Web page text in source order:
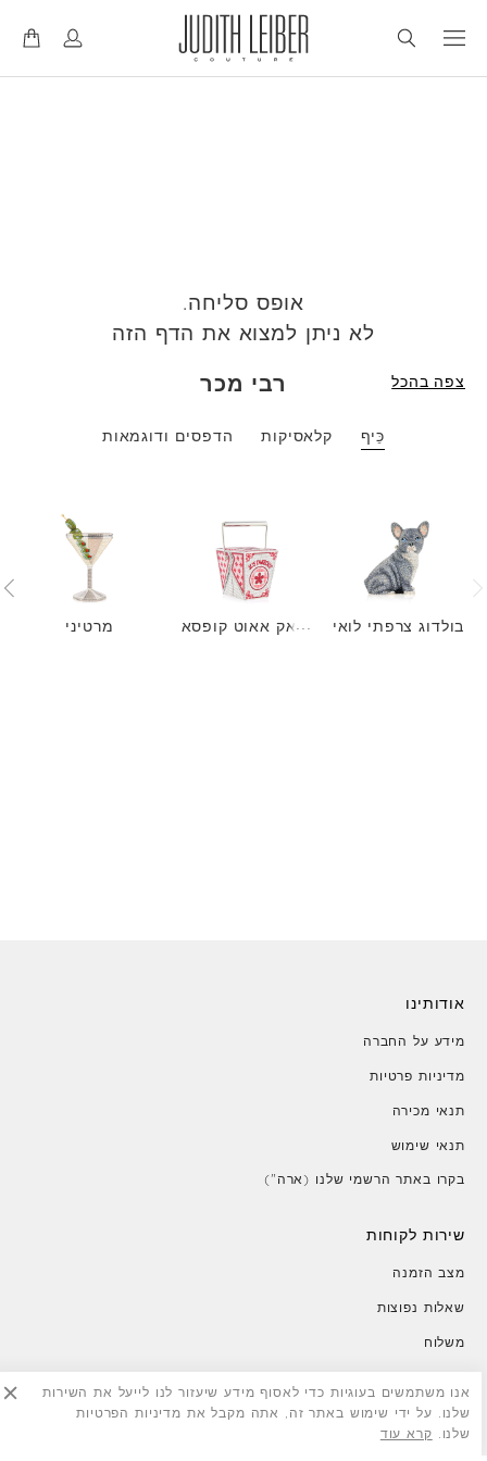
אנו משתמשים בעוגיות כדי לאסוף מידע שיעזור לנו לייעל את השירות
שלנו. על ידי שימוש באתר זה, אתה מקבל את מדיניות הפרטיות
שלנו.
קרא עוד
אופס סליחה.
לא ניתן למצוא את הדף הזה
רבי מכר צפה בהכל
כֵּיף קלאסיקות הדפסים ודוגמאות
מרטיני
טאק אאוט קופסא
בולדוג צרפתי לואי
אודותינו
מידע על החברה
מדיניות פרטיות
תנאי מכירה
תנאי שימוש
בקרו באתר הרשמי שלנו (ארה")
שירות לקוחות
מצב הזמנה
שאלות נפוצות
משלוח
צור קשר